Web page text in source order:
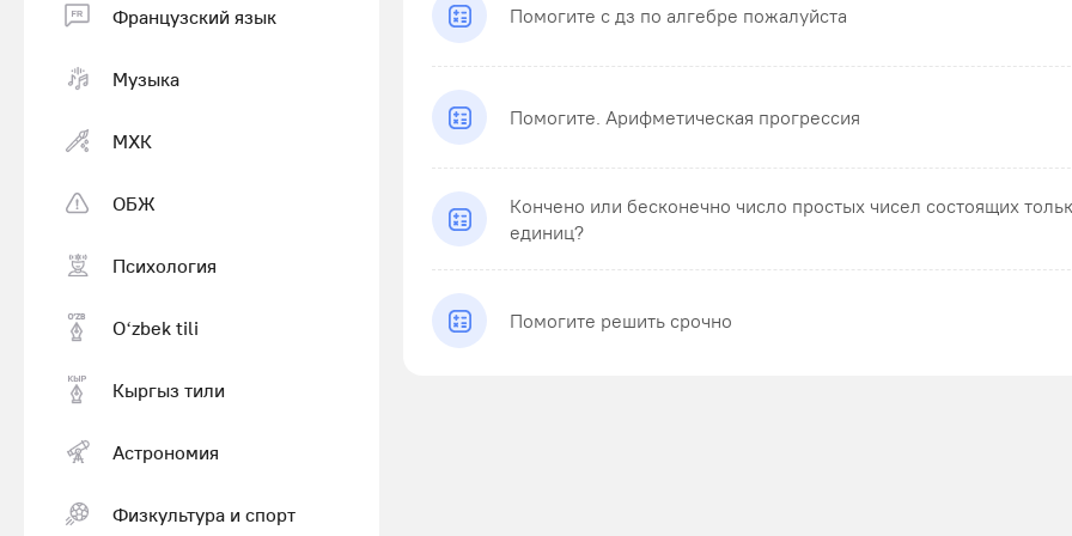
Французский язык
Музыка
МХК
ОБЖ
Психология
Оʻzbek tili
Кыргыз тили
Астрономия
Физкультура и спорт
Помогите с дз по алгебре пожалуйста
Помогите. Арифметическая прогрессия
Кончено или бесконечно число простых чисел состоящих
единиц?
Помогите решить срочно